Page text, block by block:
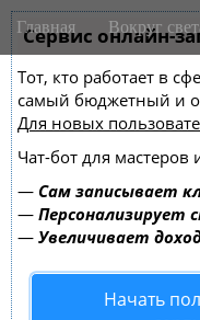
Сервис онлайн-
Тот, кто работает в
самый бюджетный и
Для новых
Чат-бот для
— Сам записывает
— Персонализирует
— Увеличивает
Начать
M
a
n
m
e
n
u
i
Главная Вокруг